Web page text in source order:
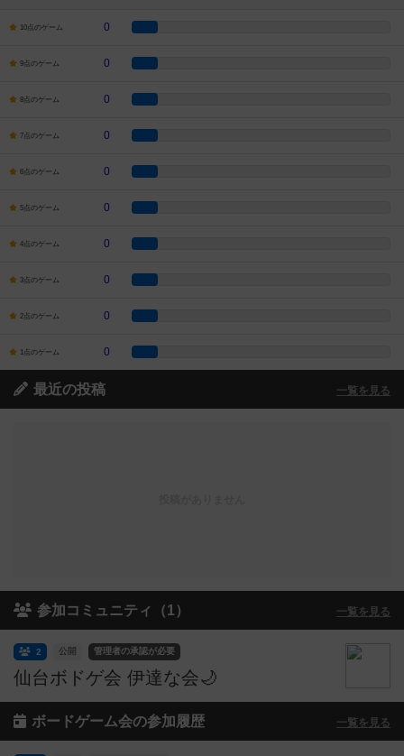
10点のゲーム 0
9点のゲーム 0
8点のゲーム 0
7点のゲーム 0
6点のゲーム 0
5点のゲーム 0
4点のゲーム 0
3点のゲーム 0
2点のゲーム 0
1点のゲーム 0
最近の投稿 一覧を見る
参加コミュニティ（1） 一覧を見る
仙台ボドゲ会 伊達な会🌙
公開 管理者の承認が必要
2
ボードゲーム会の参加履歴 一覧を見る